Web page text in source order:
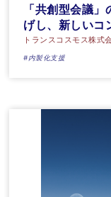
「共創型会議
げし、新しいコ
トランスコスモス株式
#内製化支援